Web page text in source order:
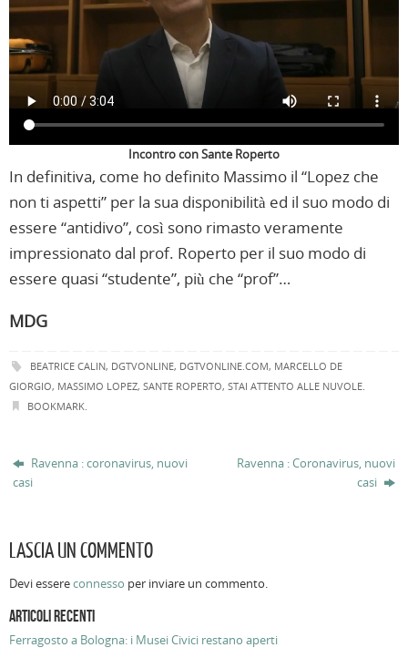
Incontro con Sante Roperto
In definitiva, come ho definito Massimo il “Lopez che
non ti aspetti” per la sua disponibilità ed il suo modo di
essere “antidivo”, così sono rimasto veramente
impressionato dal prof. Roperto per il suo modo di
essere quasi “studente”, più che “prof”…
MDG
BEATRICE CALIN, DGTVONLINE, DGTVONLINE.COM, MARCELLO DE
GIORGIO, MASSIMO LOPEZ, SANTE ROPERTO, STAI ATTENTO ALLE NUVOLE
BOOKMARK.
Ravenna : coronavirus, nuovi
casi
Ravenna : Coronavirus, nuovi
casi
LASCIA UN COMMENTO
Devi essereconnesso per inviare un commento.
ARTICOLI RECENTI
Ferragosto a Bologna: i Musei Civici restano aperti